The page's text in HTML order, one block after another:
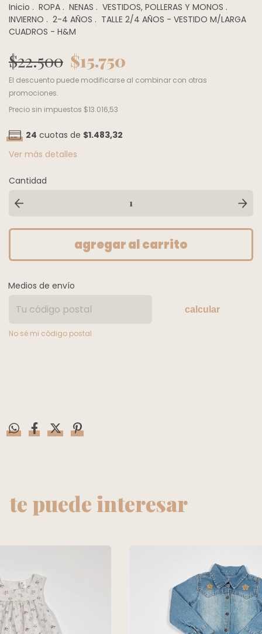
Inicio . ROPA . NENAS . VESTIDOS, POLLERAS Y MONOS .
INVIERNO . 2-4 AÑOS . TALLE 2/4 AÑOS - VESTIDO M/LARGA
CUADROS - H&M
$22.500 $15.750
El descuento puede modificarse al combinar con otras
promociones.
Precio sin impuestos $13.016,53
24 cuotas de $1.483,32
Ver más detalles
Cantidad
Medios de envío
calcular
No sé mi código postal
te puede interesar